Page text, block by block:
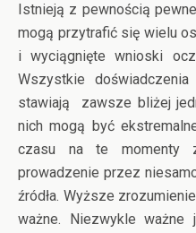
Istnieją z pewnością
mogą przytrafić się wielu
i wyciągnięte wnioski
Wszystkie
stawiają zawsze bliżej
nich mogą być
czasu na te momenty
prowadzenie przez
źródła. Wyższe
ważne. Niezwykle